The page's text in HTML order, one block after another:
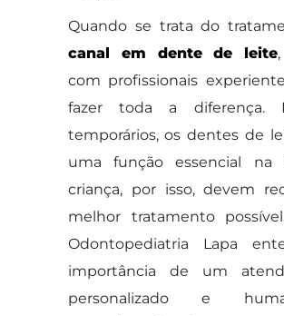
Quando se trata do
canal em dente de leite
com profissionais
fazer toda a diferença.
temporários, os dentes de
uma função essencial na
criança, por isso, devem
melhor tratamento
Odontopediatria Lapa
importância de um
personalizado e